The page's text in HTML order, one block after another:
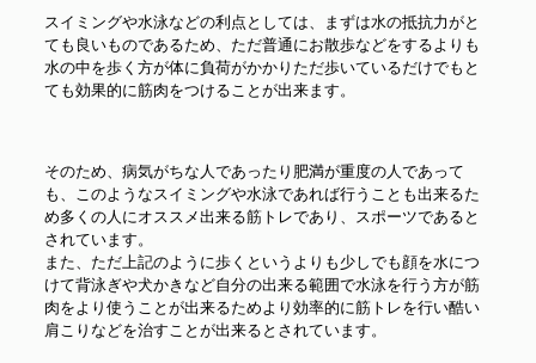
スイミングや水泳などの利点としては、まずは水の抵抗力がと
ても良いものであるため、ただ普通にお散歩などをするよりも
水の中を歩く方が体に負荷がかかりただ歩いているだけでもと
ても効果的に筋肉をつけることが出来ます。
そのため、病気がちな人であったり肥満が重度の人であって
も、このようなスイミングや水泳であれば行うことも出来るた
め多くの人にオススメ出来る筋トレであり、スポーツであると
されています。
また、ただ上記のように歩くというよりも少しでも顔を水につ
けて背泳ぎや犬かきなど自分の出来る範囲で水泳を行う方が筋
肉をより使うことが出来るためより効率的に筋トレを行い酷い
肩こりなどを治すことが出来るとされています。